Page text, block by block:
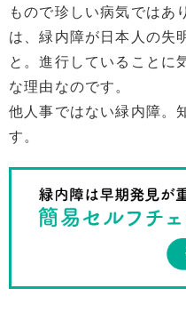
もので珍しい病気ではあ
は、緑内障が日本人の失
と。進行していることに
な理由なのです。
他人事ではない緑内障。
す。